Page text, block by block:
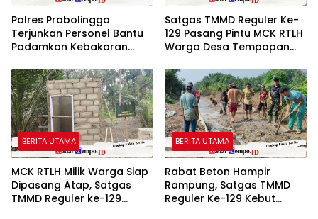
Polres Probolinggo
Terjunkan Personel Bantu
Padamkan Kebakaran
Satgas TMMD Reguler Ke-
129 Pasang Pintu MCK RTLH
Warga Desa Tempapan
BERITA UTAMA
MCK RTLH Milik Warga Siap
Dipasang Atap, Satgas
TMMD Reguler ke-129
BERITA UTAMA
Rabat Beton Hampir
Rampung, Satgas TMMD
Reguler Ke-129 Kebut